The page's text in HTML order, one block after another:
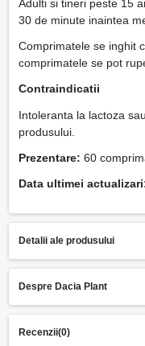
Adulti si tineri peste 15
30 de minute inaintea
Comprimatele se inghit
comprimatele se pot
Contraindicatii
Intoleranta la lactoza
produsului.
Prezentare: 60
Data ultimei
Detalii ale produsului
Despre Dacia Plant
Recenzii(0)